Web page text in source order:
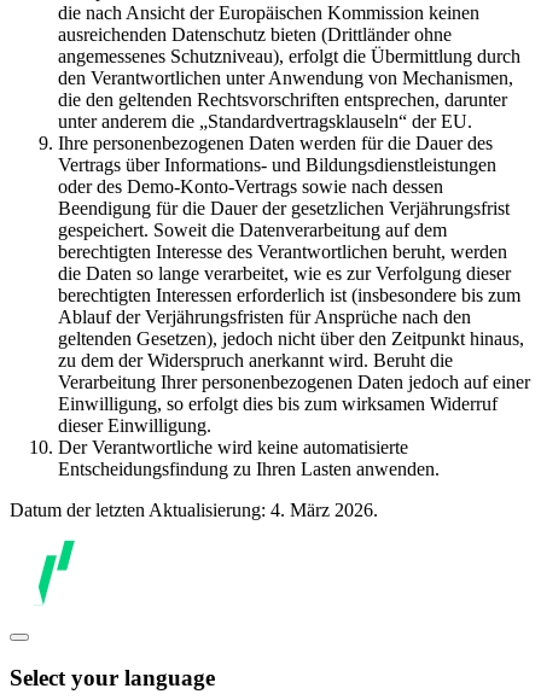
die nach Ansicht der Europäischen Kommission keinen
ausreichenden Datenschutz bieten (Drittländer ohne
angemessenes Schutzniveau), erfolgt die Übermittlung durch
den Verantwortlichen unter Anwendung von Mechanismen,
die den geltenden Rechtsvorschriften entsprechen, darunter
unter anderem die „Standardvertragsklauseln“ der EU.
Ihre personenbezogenen Daten werden für die Dauer des
Vertrags über Informations- und Bildungsdienstleistungen
oder des Demo-Konto-Vertrags sowie nach dessen
Beendigung für die Dauer der gesetzlichen Verjährungsfrist
gespeichert. Soweit die Datenverarbeitung auf dem
berechtigten Interesse des Verantwortlichen beruht, werden
die Daten so lange verarbeitet, wie es zur Verfolgung dieser
berechtigten Interessen erforderlich ist (insbesondere bis zum
Ablauf der Verjährungsfristen für Ansprüche nach den
geltenden Gesetzen), jedoch nicht über den Zeitpunkt hinaus,
zu dem der Widerspruch anerkannt wird. Beruht die
Verarbeitung Ihrer personenbezogenen Daten jedoch auf einer
Einwilligung, so erfolgt dies bis zum wirksamen Widerruf
dieser Einwilligung.
Der Verantwortliche wird keine automatisierte
Entscheidungsfindung zu Ihren Lasten anwenden.
Datum der letzten Aktualisierung: 4. März 2026.
Select your language